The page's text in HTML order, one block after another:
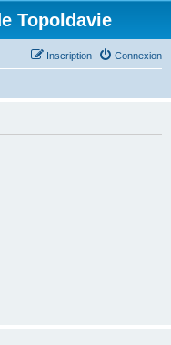
Topoldavie
Connexion
Inscription